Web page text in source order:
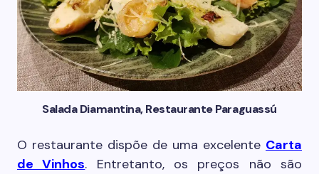
Salada Diamantina, Restaurante Paraguassú
O restaurante dispõe de uma excelente Carta
de Vinhos. Entretanto, os preços não são